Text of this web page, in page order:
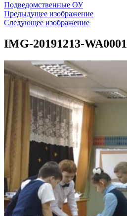
Подведомственные ОУ
Предыдущее изображение
Следующее изображение
IMG-20191213-WA0001